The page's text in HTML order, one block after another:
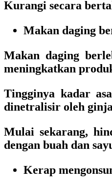
Kurangi secara
Makan daging
Makan daging
meningkatkan
Tingginya kadar
dinetralisir oleh
Mulai sekarang,
dengan buah dan
Kerap